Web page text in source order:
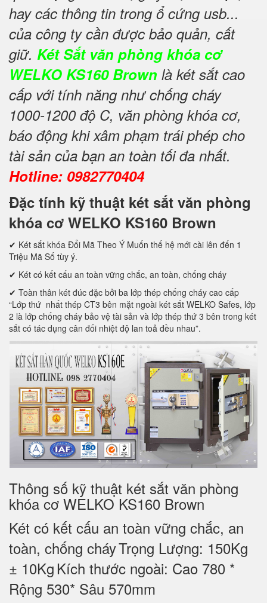
hay các thông tin trong ổ cứng usb...
của công ty cần được bảo quản, cất
giữ. Két Sắt văn phòng khóa cơ
WELKO KS160 Brown là két sắt cao
cấp với tính năng như chống cháy
1000-1200 độ C, văn phòng khóa cơ,
báo động khi xâm phạm trái phép cho
tài sản của bạn an toàn tối đa nhất.
Hotline: 0982770404
Đặc tính kỹ thuật két sắt văn phòng
khóa cơ WELKO KS160 Brown
✔ Két sắt khóa Đổi Mã Theo Ý Muốn thế hệ mới cài lên đến 1
Triệu Mã Số tùy ý.
✔ Két có kết cấu an toàn vững chắc, an toàn, chống cháy
✔ Toàn thân két đúc đặc bởi ba lớp thép chống cháy cao cấp
“Lớp thứ nhất thép CT3 bên mặt ngoài két sắt WELKO Safes, lớp
2 là lớp chống cháy bảo vệ tài sản và lớp thép thứ 3 bên trong két
sắt có tác dụng cân đối nhiệt độ lan toả đều nhau”.
Thông số kỹ thuật két sắt văn phòng
khóa cơ WELKO KS160 Brown
Két có kết cấu an toàn vững chắc, an
toàn, chống cháyTrọng Lượng: 150Kg
± 10Kg Kích thước ngoài: Cao 780 *
Rộng 530* Sâu 570mm